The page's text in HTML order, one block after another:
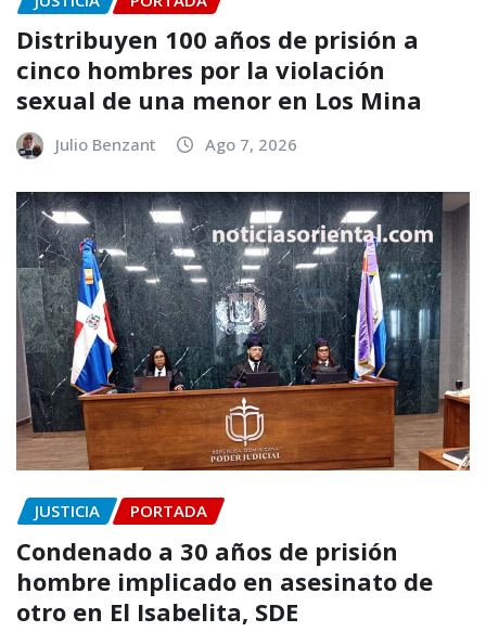
Distribuyen 100 años de prisión a
cinco hombres por la violación
sexual de una menor en Los Mina
Julio Benzant Ago 7, 2026
JUSTICIA PORTADA
Condenado a 30 años de prisión
hombre implicado en asesinato de
otro en El Isabelita, SDE